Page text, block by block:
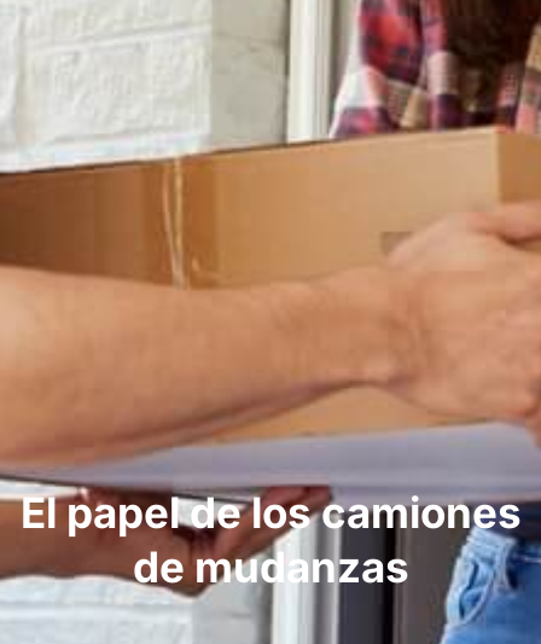
El papel de los camiones
de mudanzas